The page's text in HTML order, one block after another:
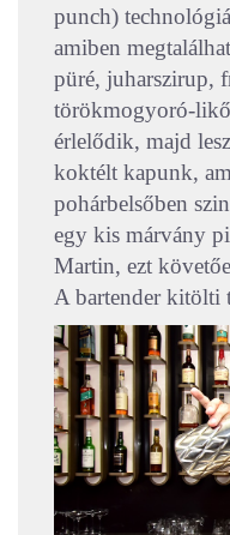
punch)
amiben
püré, juharszirup,
törökmogyoró-
érlelődik, majd
koktélt kapunk,
pohárbelsőben
egy kis márvány
Martin, ezt
A bartender kitölti